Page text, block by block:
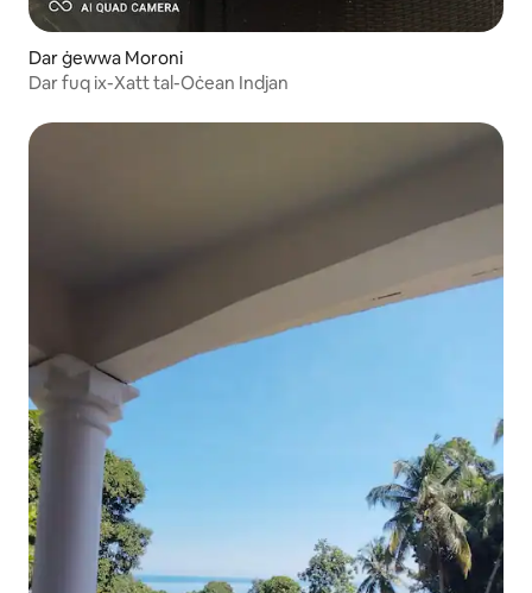
Dar ġewwa Moroni
Dar fuq ix-Xatt tal-Oċean Indjan